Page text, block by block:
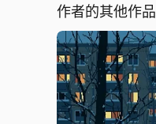
作者的其他作品